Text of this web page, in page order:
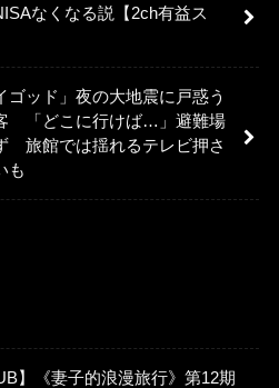
なくなる説【2ch有益ス
ゴッド」夜の大地震に戸惑う
「どこに行けば…」避難場
旅館では揺れるテレビ押さ
も
】《妻子的浪漫旅行》第12期